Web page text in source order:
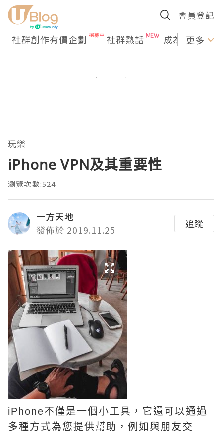
會員登記
社群創作有價企劃 社群熱話 成為U更多
玩樂
iPhone VPN及其重要性
瀏覽次數:524
一方天地
發佈於 2019.11.25
追蹤
iPhone不僅是一個小工具，它還可以通過
多種方式為您提供幫助，例如與朋友交